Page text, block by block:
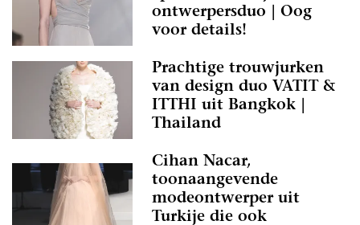
ontwerpersduo | Oog
voor details!
Prachtige trouwjurken
van design duo VATIT &
ITTHI uit Bangkok |
Thailand
Cihan Nacar,
toonaangevende
modeontwerper uit
Turkije die ook